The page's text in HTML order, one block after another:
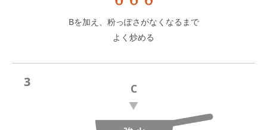
Bを加え、粉っぽさがなくなるまで
よく炒める
3 C